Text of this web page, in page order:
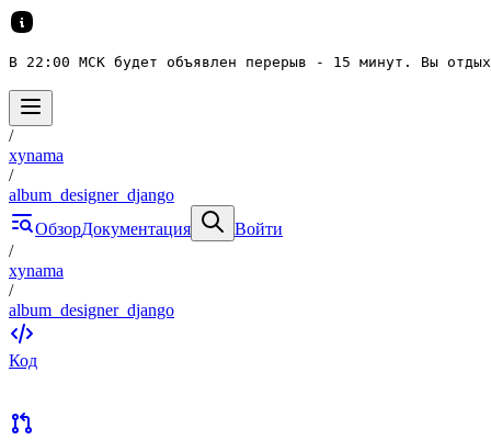
В 22:00 МСК будет объявлен перерыв - 15 минут. Вы
/
xynama
/
album_designer_django
ОбзорДокументация
Войти
/
xynama
/
album_designer_django
Код